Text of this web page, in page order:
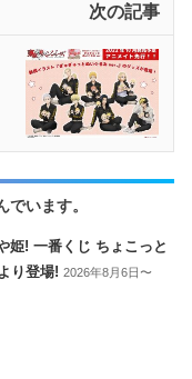
次の記事
います。
姫! 一番くじ ちょこっと
り登場!2026年8月6日〜